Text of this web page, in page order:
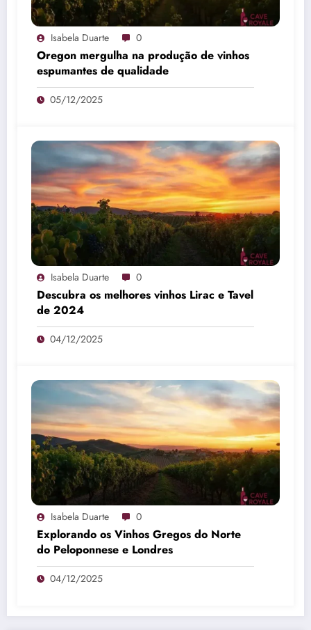
Isabela Duarte 0
Oregon mergulha na produção de vinhos
espumantes de qualidade
05/12/2025
Isabela Duarte 0
Descubra os melhores vinhos Lirac e Tavel
de 2024
04/12/2025
Isabela Duarte 0
Explorando os Vinhos Gregos do Norte
do Peloponnese e Londres
04/12/2025